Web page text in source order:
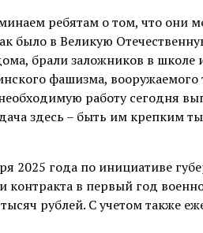
ребятам о том, что они
было в Великую
брали заложников в школе
фашизма,
работу сегодня
здесь – быть им крепким
2025 года по инициативе
в первый год
рублей. С учетом также